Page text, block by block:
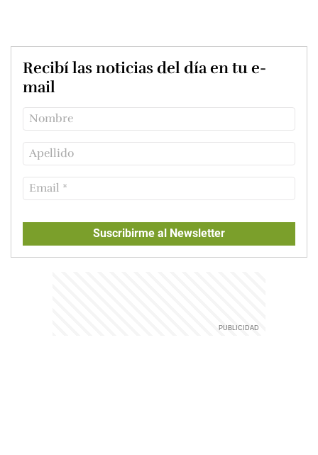
Recibí las noticias del día en tu e-
mail
Suscribirme al Newsletter